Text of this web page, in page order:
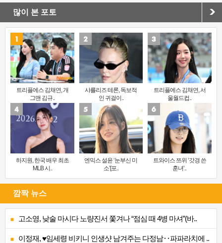
많이 본 포토
트리플에스 김채연, 개
그맨 김규..
샤를리즈 테론, 독보적
인 귀걸이..
트리플에스 김채연, 서
울월드컵..
하지원, 한국 배우 최초
MLB 시..
엔믹스 설윤 ‘눈부신 미
소’[포..
트와이스 쯔위 ‘갓경 쓴
훈녀’..
깜짝 뉴스
고소영, 낮술 마시다 노량진서 쫓겨나 “점심 때 4병 마셔”(바..
이정재, ♥임세령 비키니 인생샷 남겨주는 다정남‥파파라치에 ..